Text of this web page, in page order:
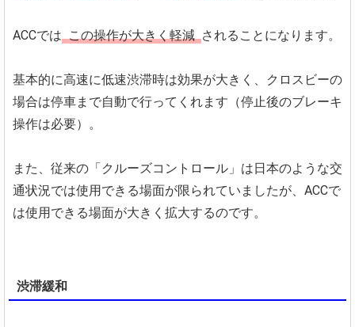
ACCでは この操作が大きく軽減 されることになります。
基本的に高速に低速渋滞時は効果が大きく、クロスビーの
場合は停車まで自動で行ってくれます（停止後のブレーキ
操作は必要）。
また、従来の「クルーズコントロール」は日本のような交
通状況では使用できる場面が限られていましたが、ACCで
は使用できる場面が大きく拡大するのです。
渋滞緩和